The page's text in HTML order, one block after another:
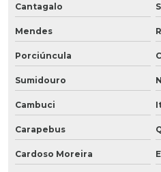
Cantagalo
Mendes
Porciúncula
Sumidouro
Cambuci
Carapebus
Cardoso Moreira